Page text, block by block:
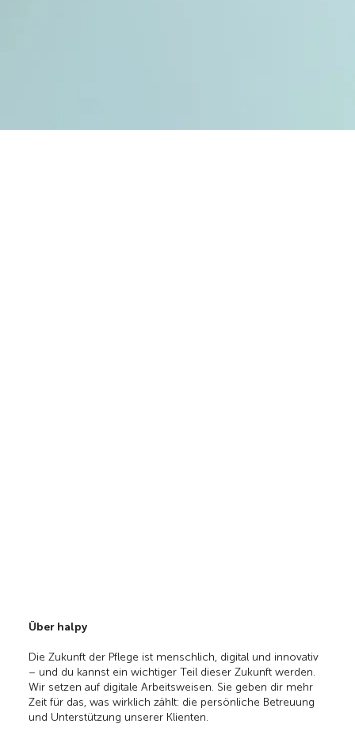
Über halpy
Die Zukunft der Pflege ist menschlich, digital und innovativ
– und du kannst ein wichtiger Teil dieser Zukunft werden.
Wir setzen auf digitale Arbeitsweisen. Sie geben dir mehr
Zeit für das, was wirklich zählt: die persönliche Betreuung
und Unterstützung unserer Klienten.